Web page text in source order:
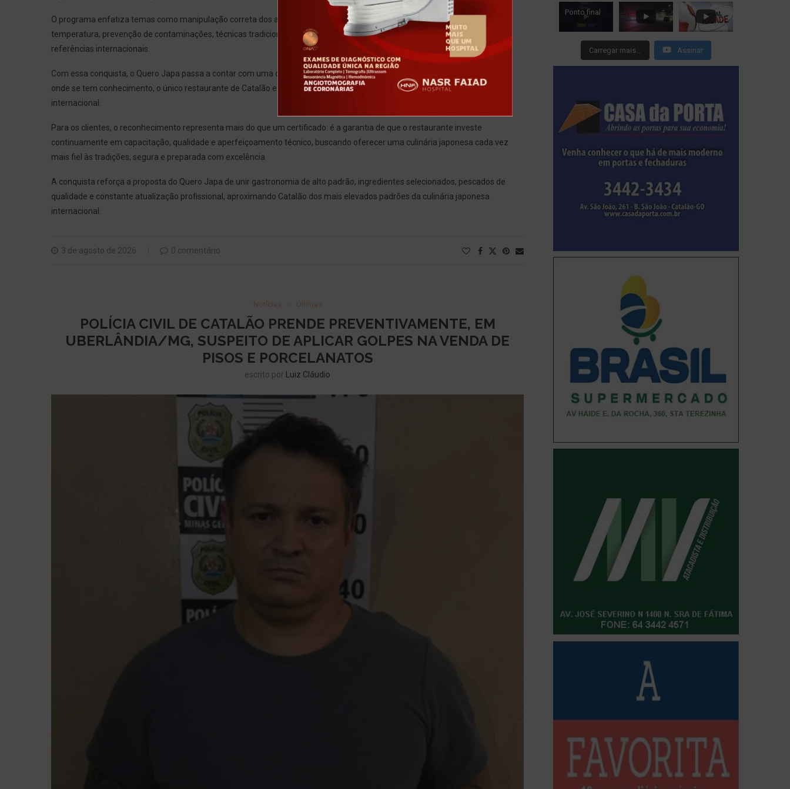
O programa enfatiza temas como manipulação correta dos alimentos, conservação dos pescados, higiene, controle de
temperatura, prevenção de contaminações, técnicas tradicionais japonesas e padronização dos processos, seguindo
referências internacionais.
Com essa conquista, o Quero Japa passa a contar com uma das poucas profissionais certificadas da região, tornando-se, até
onde se tem conhecimento, o único restaurante de Catalão e do Sudeste Goiano com uma chef detentora dessa proficiência
internacional.
Para os clientes, o reconhecimento representa mais do que um certificado: é a garantia de que o restaurante investe
continuamente em capacitação, qualidade e aperfeiçoamento técnico, buscando oferecer uma culinária japonesa cada vez
mais fiel às tradições, segura e preparada com excelência.
A conquista reforça a proposta do Quero Japa de unir gastronomia de alto padrão, ingredientes selecionados, pescados de
qualidade e constante atualização profissional, aproximando Catalão dos mais elevados padrões da culinária japonesa
internacional.
3 de agosto de 2026 0 comentário
Notícias Últimas
POLÍCIA CIVIL DE CATALÃO PRENDE PREVENTIVAMENTE, EM
UBERLÂNDIA/MG, SUSPEITO DE APLICAR GOLPES NA VENDA DE
PISOS E PORCELANATOS
escrito por Luiz Cláudio
Ponto final
Carregar mais... Assinar